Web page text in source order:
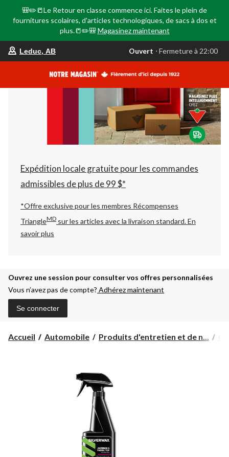
🎒✏️📒Le Retour en classe commence ici. Faites le plein de
fournitures scolaires, d'articles technologiques, de sacs à dos et
plus.📒✏️🎒 Magasinez maintenant
votre
est
AB,
Ouvert,
Fermeture
à
22:00
changer
Leduc, AB Ouvert ⋅ Fermeture à 22:00
Expédition locale gratuite pour les commandes
admissibles de plus de 99 $*
*Offre exclusive pour les membres Récompenses
TriangleMD sur les articles avec la livraison standard.En
savoir plus
Ouvrez une session pour consulter vos offres personnalisées
Vous n’avez pas de compte? Adhérez maintenant
Se connecter
Accueil Automobile Produits d'entretien et de n...